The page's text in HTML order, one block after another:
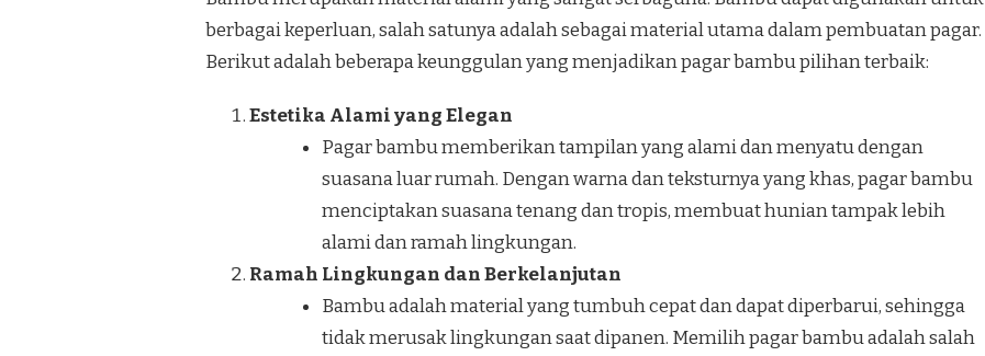
berbagai keperluan, salah satunya adalah sebagai material utama dalam pembuatan pagar.
Berikut adalah beberapa keunggulan yang menjadikan pagar bambu pilihan terbaik:
Estetika Alami yang Elegan
Pagar bambu memberikan tampilan yang alami dan menyatu dengan
suasana luar rumah. Dengan warna dan teksturnya yang khas, pagar bambu
menciptakan suasana tenang dan tropis, membuat hunian tampak lebih
alami dan ramah lingkungan.
Ramah Lingkungan dan Berkelanjutan
Bambu adalah material yang tumbuh cepat dan dapat diperbarui, sehingga
tidak merusak lingkungan saat dipanen. Memilih pagar bambu adalah salah